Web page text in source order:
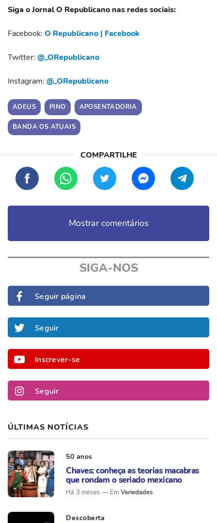
Siga o Jornal O Republicano nas redes sociais:
Facebook: O Republicano | Facebook
Twitter: @_ORepublicano
Instagram: @_ORepublicano
ADEUS PINO APOSENTADORIA
BANDA OS ATUAIS
Mostrar comentários
SIGA-NOS
Seguir página
Seguir
Inscrever-se
Seguir
ÚLTIMAS NOTÍCIAS
50 anos
Chaves: conheça as teorias macabras
que rondam o seriado mexicano
Há 3 meses Variedades
Descoberta